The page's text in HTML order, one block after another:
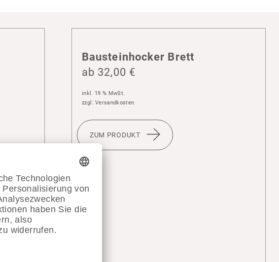
Baustein­ho­cker Brett
ab 32,00 €
inkl. 19 % MwSt.
zzgl. Versandkosten
ZUM PRODUKT